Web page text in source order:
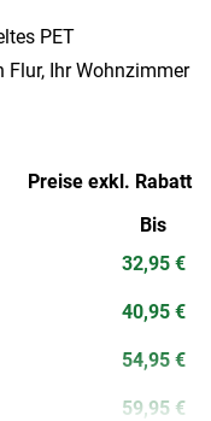
PET
Ihr Wohnzimmer
Preise exkl. Rabatt
Bis
32,95 €
40,95 €
54,95 €
59,95 €